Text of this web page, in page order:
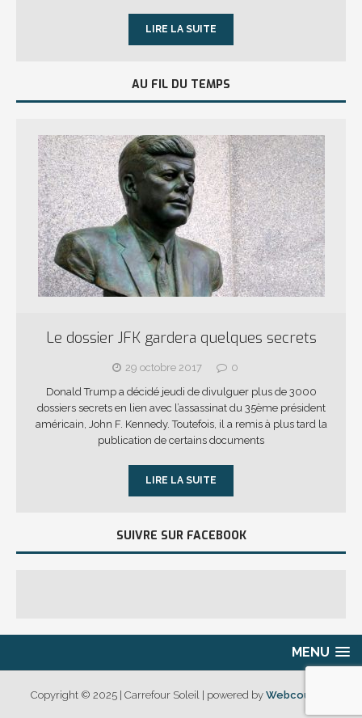
LIRE LA SUITE
AU FIL DU TEMPS
Le dossier JFK gardera quelques secrets
29 octobre 2017
0
Donald Trump a décidé jeudi de divulguer plus de 3000
dossiers secrets en lien avec l’assassinat du 35ème président
américain, John F. Kennedy. Toutefois, il a remis à plus tard la
publication de certains documents
LIRE LA SUITE
SUIVRE SUR FACEBOOK
MENU
Copyright © 2025 | Carrefour Soleil | powered by Webcouleur